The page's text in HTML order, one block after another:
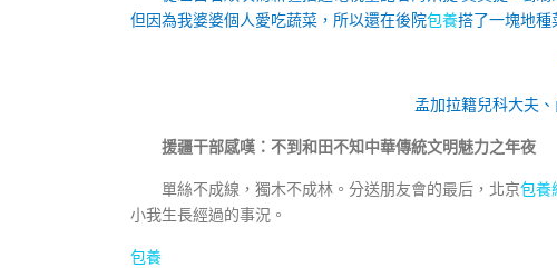
但因為我婆婆個人愛吃蔬菜，所以還在後院包養搭了一塊地種
孟加拉籍兒科大夫
援疆干部感嘆：不到和田不知中華傳統文明魅力之年夜
單絲不成線，獨木不成林。分送朋友會的最后，北京包養
小我生長經過的事況。
包養